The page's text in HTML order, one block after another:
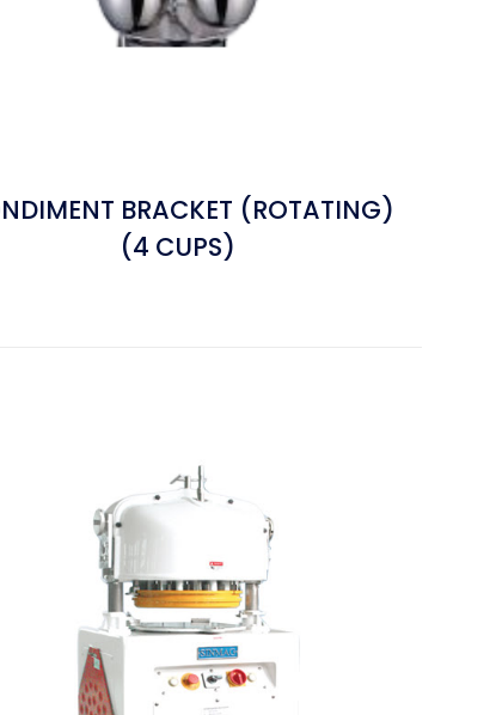
BRACKET (ROTATING)
(4 CUPS)